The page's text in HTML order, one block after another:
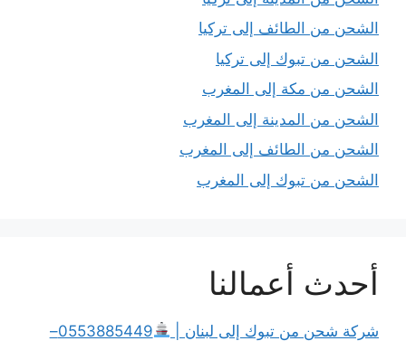
الشحن من الطائف إلى تركيا
الشحن من تبوك إلى تركيا
الشحن من مكة إلى المغرب
الشحن من المدينة إلى المغرب
الشحن من الطائف إلى المغرب
الشحن من تبوك إلى المغرب
أحدث أعمالنا
شركة شحن من تبوك إلى لبنان |
0553885449–